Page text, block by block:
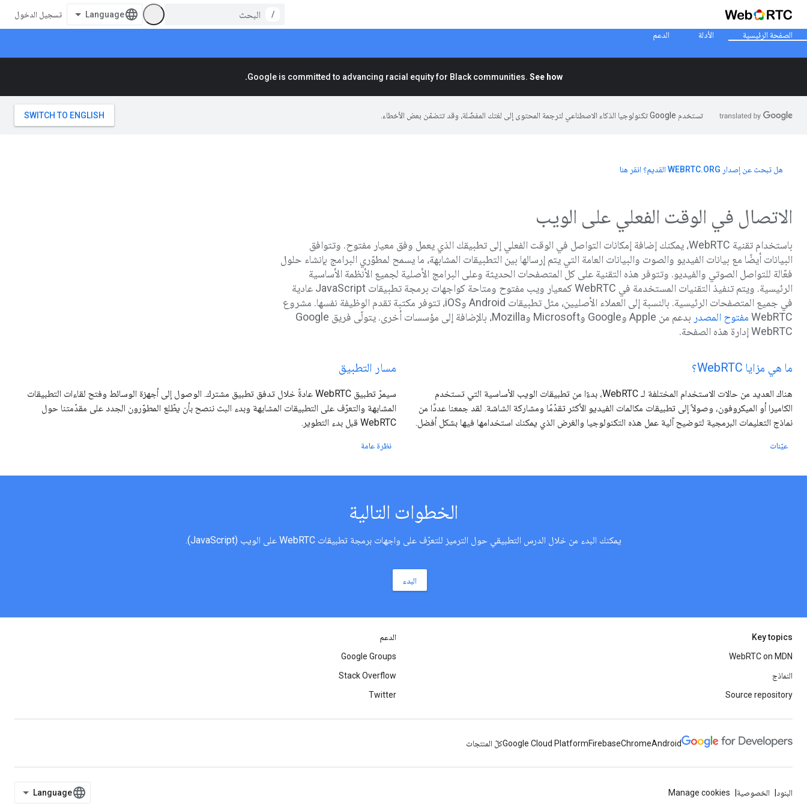
/ تسجيل الدخول
الصفحة الرئيسية الأدلة الدعم
Google is committed to advancing racial equity for Black communities. See how.
تستخدم Google تكنولوجيا الذكاء الاصطناعي لترجمة المحتوى إلى لغتك المفضّلة، وقد تتضمّن بعض الأخطاء.
هل تبحث عن إصدار WEBRTC.ORG القديم؟ انقر هنا
الاتصال في الوقت الفعلي على الويب
باستخدام تقنية WebRTC، يمكنك إضافة إمكانات التواصل في الوقت الفعلي إلى تطبيقك الذي يعمل وفق معيار مفتوح. وتتوافق
البيانات أيضًا مع بيانات الفيديو والصوت والبيانات العامة التي يتم إرسالها بين التطبيقات المشابهة، ما يسمح لمطوّري البرامج بإنشاء حلول
فعّالة للتواصل الصوتي والفيديو. وتتوفر هذه التقنية على كل المتصفحات الحديثة وعلى البرامج الأصلية لجميع الأنظمة الأساسية
الرئيسية. ويتم تنفيذ التقنيات المستخدمة في WebRTC كمعيار ويب مفتوح ومتاحة كواجهات برمجة تطبيقات JavaScript عادية
في جميع المتصفحات الرئيسية. بالنسبة إلى العملاء الأصليين، مثل تطبيقات Android وiOS، تتوفر مكتبة تقدم الوظيفة نفسها. مشروع
WebRTC مفتوح المصدر
بدعم من Apple وGoogle وMicrosoft وMozilla، بالإضافة إلى مؤسسات أخرى. يتولّى فريق Google
WebRTC إدارة هذه الصفحة.
ما هي مزايا WebRTC؟
هناك العديد من حالات الاستخدام المختلفة لـ WebRTC، بدءًا من تطبيقات الويب الأساسية التي تستخدم
الكاميرا أو الميكروفون، وصولاً إلى تطبيقات مكالمات الفيديو الأكثر تقدّمًا ومشاركة الشاشة. لقد جمعنا عددًا من
نماذج التعليمات البرمجية لتوضيح آلية عمل هذه التكنولوجيا والغرض الذي يمكنك استخدامها فيها بشكل أفضل.
عيّنات
مسار التطبيق
سيمرّ تطبيق WebRTC عادةً خلال تدفق تطبيق مشترك. الوصول إلى أجهزة الوسائط وفتح لقاءات التطبيقات
المشابهة والتعرّف على التطبيقات المشابهة وبدء البث ننصح بأن يطّلع المطوّرون الجدد على مقدّمتنا حول
WebRTC قبل بدء التطوير.
نظرة عامة
الخطوات التالية
يمكنك البدء من خلال الدرس التطبيقي حول الترميز للتعرّف على واجهات برمجة تطبيقات WebRTC على الويب (JavaScript).
البدء
Key topics
WebRTC on MDN
النماذج
Source repository
الدعم
Google Groups
Stack Overflow
Twitter
Android
Chrome
Firebase
Google Cloud Platformكلّ المنتجات
البنود الخصوصية Manage cookies